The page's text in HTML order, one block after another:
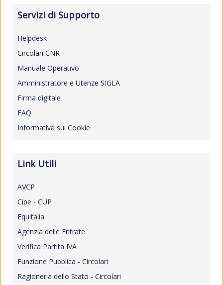
Servizi di Supporto
Helpdesk
Circolari CNR
Manuale Operativo
Amministratore e Utenze SIGLA
Firma digitale
FAQ
Informativa sui Cookie
Link Utili
AVCP
Cipe - CUP
Equitalia
Agenzia delle Entrate
Verifica Partita IVA
Funzione Pubblica - Circolari
Ragioneria dello Stato - Circolari